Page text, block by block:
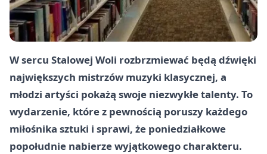
W sercu Stalowej Woli rozbrzmiewać będą dźwięki
największych mistrzów muzyki klasycznej, a
młodzi artyści pokażą swoje niezwykłe talenty. To
wydarzenie, które z pewnością poruszy każdego
miłośnika sztuki i sprawi, że poniedziałkowe
popołudnie nabierze wyjątkowego charakteru.